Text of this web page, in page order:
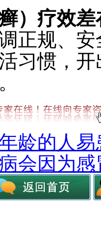
）疗效差
正规、
习惯，
龄的人
会因为